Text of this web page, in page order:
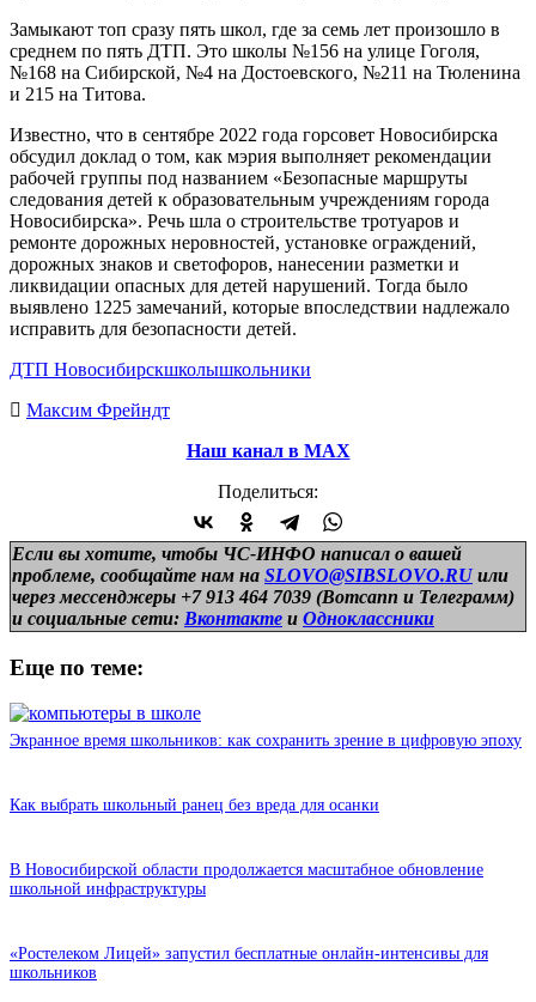
Замыкают топ сразу пять школ, где за семь лет произошло в
среднем по пять ДТП. Это школы №156 на улице Гоголя,
№168 на Сибирской, №4 на Достоевского, №211 на Тюленина
и 215 на Титова.
Известно, что в сентябре 2022 года горсовет Новосибирска
обсудил доклад о том, как мэрия выполняет рекомендации
рабочей группы под названием «Безопасные маршруты
следования детей к образовательным учреждениям города
Новосибирска». Речь шла о строительстве тротуаров и
ремонте дорожных неровностей, установке ограждений,
дорожных знаков и светофоров, нанесении разметки и
ликвидации опасных для детей нарушений. Тогда было
выявлено 1225 замечаний, которые впоследствии надлежало
исправить для безопасности детей.
ДТП Новосибирскшколышкольники
Максим Фрейндт
Наш канал в МАХ
Поделиться:
Если вы хотите, чтобы ЧС-ИНФО написал о вашей
проблеме, сообщайте нам на SLOVO@SIBSLOVO.RU или
через мессенджеры +7 913 464 7039 (Вотсапп и Телеграмм)
и социальные сети: Вконтакте и Одноклассники
Еще по теме:
Экранное время школьников: как сохранить зрение в цифровую эпоху
Как выбрать школьный ранец без вреда для осанки
В Новосибирской области продолжается масштабное обновление
школьной инфраструктуры
«Ростелеком Лицей» запустил бесплатные онлайн-интенсивы для
школьников